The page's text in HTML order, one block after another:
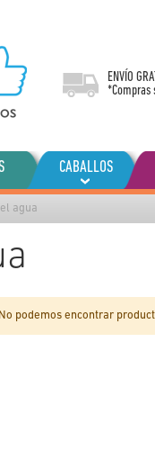
ENVÍO
*Compras
CABALLOS
agua
No podemos encontrar